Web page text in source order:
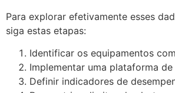
Para explorar efetivamente esses
siga estas etapas:
Identificar os equipamentos
Implementar uma plataforma
Definir indicadores de